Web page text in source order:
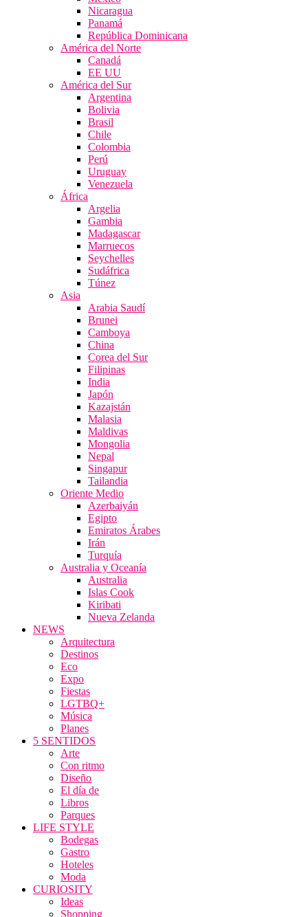
Nicaragua
Panamá
República Dominicana
América del Norte
Canadá
EE UU
América del Sur
Argentina
Bolivia
Brasil
Chile
Colombia
Perú
Uruguay
Venezuela
África
Argelia
Gambia
Madagascar
Marruecos
Seychelles
Sudáfrica
Túnez
Asia
Arabia Saudí
Brunei
Camboya
China
Corea del Sur
Filipinas
India
Japón
Kazajstán
Malasia
Maldivas
Mongolia
Nepal
Singapur
Tailandia
Oriente Medio
Azerbaiyán
Egipto
Emiratos Árabes
Irán
Turquía
Australia y Oceanía
Australia
Islas Cook
Kiribati
Nueva Zelanda
NEWS
Arquitectura
Destinos
Eco
Expo
Fiestas
LGTBQ+
Música
Planes
5 SENTIDOS
Arte
Con ritmo
Diseño
El día de
Libros
Parques
LIFE STYLE
Bodegas
Gastro
Hoteles
Moda
CURIOSITY
Ideas
Shopping